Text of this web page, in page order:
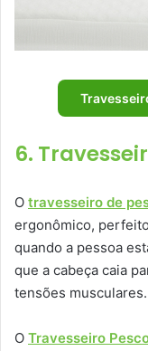
6.
O travesseiro de
ergonômico,
quando a pessoa
que a cabeça caia
tensões musculares.
O Travesseiro